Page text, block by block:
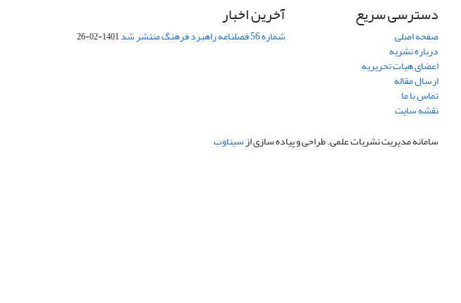
دسترسی سریع
صفحه اصلی
درباره نشریه
اعضای هیات تحریریه
ارسال مقاله
تماس با ما
نقشه سایت
آخرین اخبار
شماره 56 فصلنامه راهبرد فرهنگ منتشر شد 1401-02-26
سامانه مدیریت نشریات علمی.طراحی و پیاده سازی ازسیناوب